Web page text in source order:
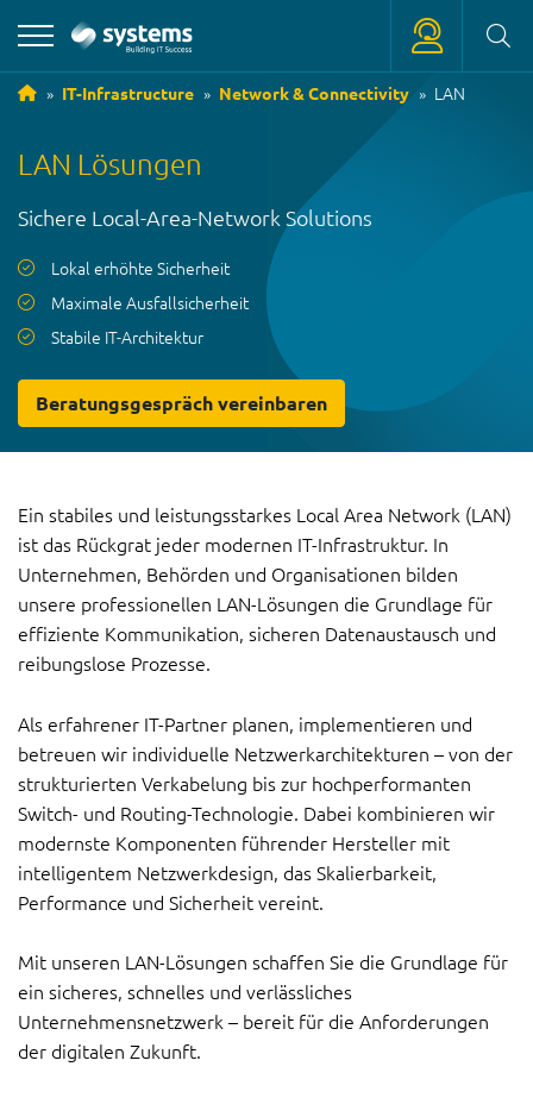
+39 0471 180 18 18
systems.bz
+39 0471 63 11 42
systems.bz
IT-Infrastructure Network & Connectivity LAN
LAN Lösungen
Sichere Local-Area-Network Solutions
Lokal erhöhte Sicherheit
Maximale Ausfallsicherheit
Stabile IT-Architektur
Beratungsgespräch vereinbaren
Ein stabiles und leistungsstarkes Local Area Network (LAN)
ist das Rückgrat jeder modernen IT-Infrastruktur. In
Unternehmen, Behörden und Organisationen bilden
unsere professionellen LAN-Lösungen die Grundlage für
effiziente Kommunikation, sicheren Datenaustausch und
reibungslose Prozesse.
Als erfahrener IT-Partner planen, implementieren und
betreuen wir individuelle Netzwerkarchitekturen – von der
strukturierten Verkabelung bis zur hochperformanten
Switch- und Routing-Technologie. Dabei kombinieren wir
modernste Komponenten führender Hersteller mit
intelligentem Netzwerkdesign, das Skalierbarkeit,
Performance und Sicherheit vereint.
Mit unseren LAN-Lösungen schaffen Sie die Grundlage für
ein sicheres, schnelles und verlässliches
Unternehmensnetzwerk – bereit für die Anforderungen
der digitalen Zukunft.